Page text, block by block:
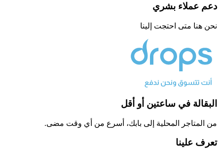
دعم عملاء بشري
نحن هنا متى احتجت إلينا
البقالة في ساعتين أو أقل
من المتاجر المحلية إلى بابك، أسرع من أي وقت مضى.
تعرف علينا